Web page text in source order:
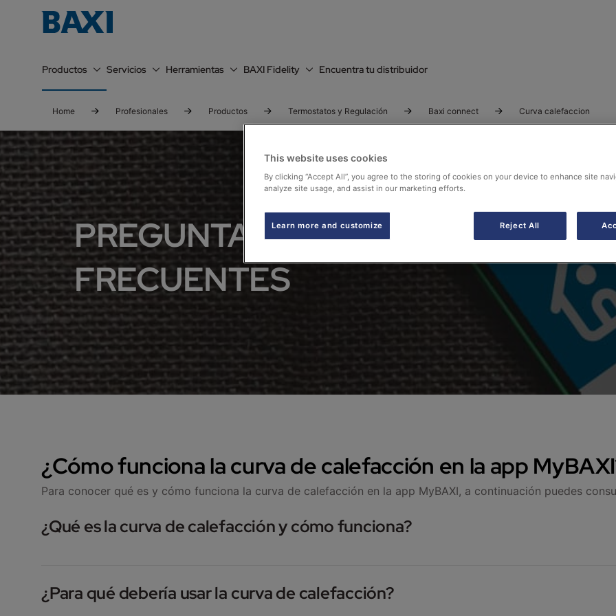
Productos Servicios Herramientas BAXI Fidelity Encuentra tu distribuidor
Home Profesionales Productos Termostatos y Regulación Baxi connect Curva calefaccion
PREGUNTAS
FRECUENTES
¿Cómo funciona la curva de calefacción en la app
Para conocer qué es y cómo funciona la curva de calefacción en la app MyBAXI, a continuación puedes
¿Qué es la curva de calefacción y cómo funciona?
para calentar una casa depende de la temperatura exterior: cuanto más frío haga fuera, más caliente debe
¿Para qué debería usar la curva de calefacción?
This website uses cookies
By clicking “Accept All”, you agree to the storing of cookies on your device to enhance site
analyze site usage, and assist in our marketing efforts.
Learn more and customize Reject All